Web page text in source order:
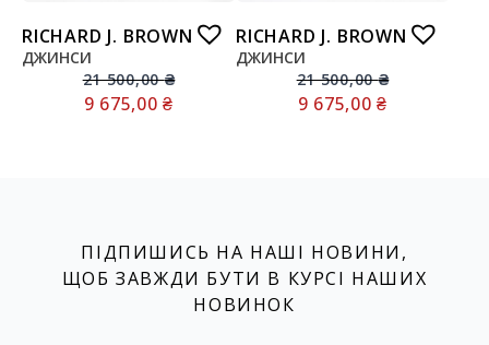
RICHARD J. BROWN
ДЖИНСИ
21 500,00₴
9 675,00₴
RICHARD J. BROWN
ДЖИНСИ
21 500,00₴
9 675,00₴
ПІДПИШИСЬ НА НАШІ НОВИНИ,
ЩОБ ЗАВЖДИ БУТИ В КУРСІ НАШИХ
НОВИНОК